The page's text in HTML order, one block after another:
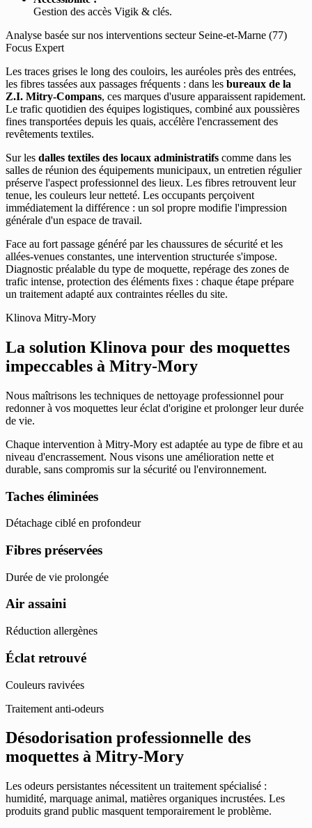
Gestion des accès Vigik & clés.
Analyse basée sur nos interventions secteur Seine-et-Marne (77)
Focus Expert
Les traces grises le long des couloirs, les auréoles près des entrées,
les fibres tassées aux passages fréquents : dans les bureaux de la
Z.I. Mitry-Compans, ces marques d'usure apparaissent rapidement.
Le trafic quotidien des équipes logistiques, combiné aux poussières
fines transportées depuis les quais, accélère l'encrassement des
revêtements textiles.
Sur les dalles textiles des locaux administratifs comme dans les
salles de réunion des équipements municipaux, un entretien régulier
préserve l'aspect professionnel des lieux. Les fibres retrouvent leur
tenue, les couleurs leur netteté. Les occupants perçoivent
immédiatement la différence : un sol propre modifie l'impression
générale d'un espace de travail.
Face au fort passage généré par les chaussures de sécurité et les
allées-venues constantes, une intervention structurée s'impose.
Diagnostic préalable du type de moquette, repérage des zones de
trafic intense, protection des éléments fixes : chaque étape prépare
un traitement adapté aux contraintes réelles du site.
Klinova Mitry-Mory
La solution Klinova pour des moquettes
impeccables à Mitry-Mory
Nous maîtrisons les techniques de nettoyage professionnel pour
redonner à vos moquettes leur éclat d'origine et prolonger leur durée
de vie.
Chaque intervention à Mitry-Mory est adaptée au type de fibre et au
niveau d'encrassement. Nous visons une amélioration nette et
durable, sans compromis sur la sécurité ou l'environnement.
Taches éliminées
Détachage ciblé en profondeur
Fibres préservées
Durée de vie prolongée
Air assaini
Réduction allergènes
Éclat retrouvé
Couleurs ravivées
Traitement anti-odeurs
Désodorisation professionnelle des
moquettes à Mitry-Mory
Les odeurs persistantes nécessitent un traitement spécialisé :
humidité, marquage animal, matières organiques incrustées. Les
produits grand public masquent temporairement le problème.